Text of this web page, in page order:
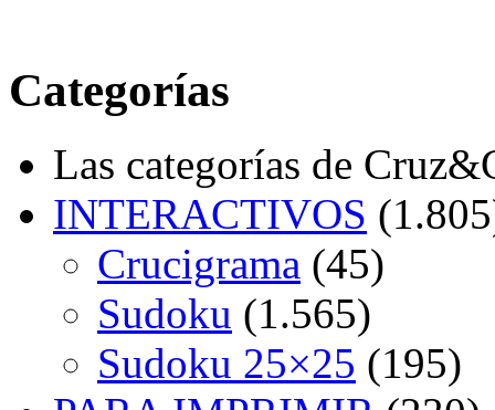
Categorías
Las categorías de
INTERACTIVOS
Crucigrama (45)
Sudoku (1.565)
Sudoku 25×25 (195)